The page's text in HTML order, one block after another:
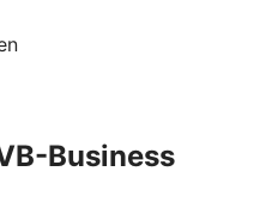
Business